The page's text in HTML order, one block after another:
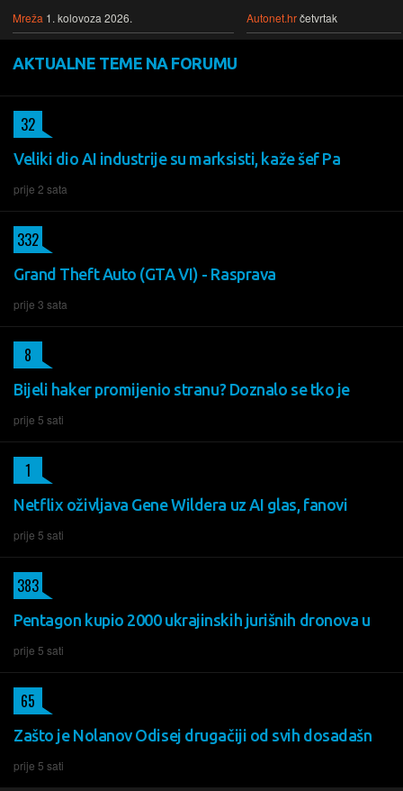
Mreža 1. kolovoza 2026. Autonet.hrčetvrtak
AKTUALNE TEME NA FORUMU
Veliki dio AI industrije su marksisti, kaže šef Pa
prije 2 sata
32
Grand Theft Auto (GTA VI) - Rasprava
prije 3 sata
332
Bijeli haker promijenio stranu? Doznalo se tko je
prije 5 sati
8
Netflix oživljava Gene Wildera uz AI glas, fanovi
prije 5 sati
1
Pentagon kupio 2000 ukrajinskih jurišnih dronova u
prije 5 sati
383
Zašto je Nolanov Odisej drugačiji od svih dosadašn
prije 5 sati
65